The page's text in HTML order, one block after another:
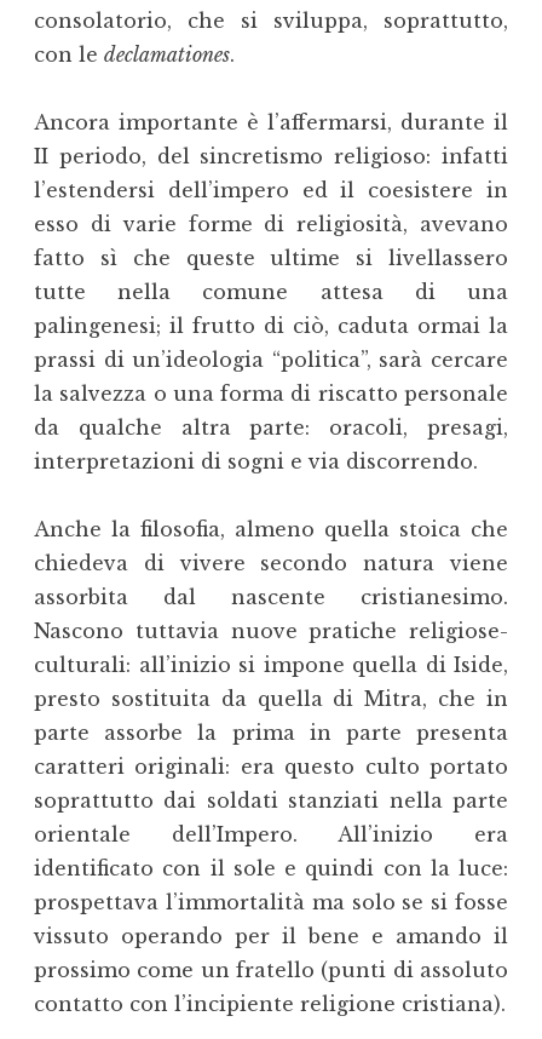
consolatorio, che si sviluppa, soprattutto,
con le declamationes.
Ancora importante è l’affermarsi, durante il
II periodo, del sincretismo religioso: infatti
l’estendersi dell’impero ed il coesistere in
esso di varie forme di religiosità, avevano
fatto sì che queste ultime si livellassero
tutte nella comune attesa di una
palingenesi; il frutto di ciò, caduta ormai la
prassi di un’ideologia “politica”, sarà cercare
la salvezza o una forma di riscatto personale
da qualche altra parte: oracoli, presagi,
interpretazioni di sogni e via discorrendo.
Anche la filosofia, almeno quella stoica che
chiedeva di vivere secondo natura viene
assorbita dal nascente cristianesimo.
Nascono tuttavia nuove pratiche religiose-
culturali: all’inizio si impone quella di Iside,
presto sostituita da quella di Mitra, che in
parte assorbe la prima in parte presenta
caratteri originali: era questo culto portato
soprattutto dai soldati stanziati nella parte
orientale dell’Impero. All’inizio era
identificato con il sole e quindi con la luce:
prospettava l’immortalità ma solo se si fosse
vissuto operando per il bene e amando il
prossimo come un fratello (punti di assoluto
contatto con l’incipiente religione cristiana).